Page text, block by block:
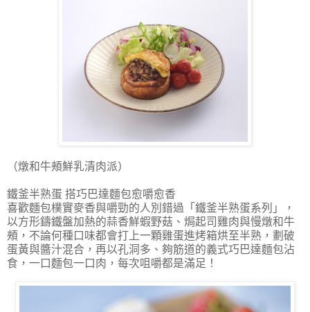
（燉和牛頰鮮乳清肉派）
鐵釜半熟蛋 搭巧巴達麵包愈嚼愈香
喜歡麵包樸實麥香與嚼勁的人別錯過「鐵釜半熟蛋系列」，
以方形鑄鐵盤加熱的蒜香鮮蝦野菇、焗起司雞肉與慢燉和牛
頰，不論何種口味都會打上一顆雞蛋進烤箱烘至半熟，劃破
蛋黃與醬汁混合，再以孔洞多、夠筋道的義式巧巴達麵包沾
食，一口麵包一口肉，每次咀嚼都是滿足！